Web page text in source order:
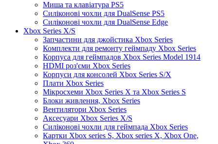
Миша та клавіатура PS5
Силіконові чохли для DualSense PS5
Силіконові чохли для DualSense Edge
Xbox Series X/S
Запчастини для джойстика Xbox Series
Комплекти для ремонту геймпаду Xbox Series
Корпуса для геймпадов Xbox Series Model 1914
HDMI роз'єми Xbox Series
Корпуси для консолей Xbox Series S/X
Плати Xbox Series
Мікросхеми Xbox Series X та Xbox Series S
Блоки живлення, Xbox Series
Вентилятори Xbox Series
Аксесуари Xbox Series X/S
Силіконові чохли для геймпада Xbox Series
Картки Xbox series S, Xbox series X, Xbox One,